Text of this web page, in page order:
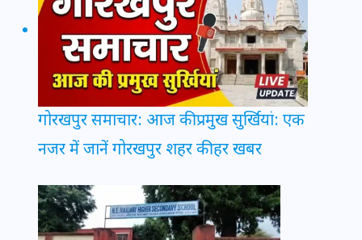
गोरखपुर समाचार: आज की प्रमुख सुर्खियां: एक
नजर में जानें गोरखपुर शहर की हर खबर